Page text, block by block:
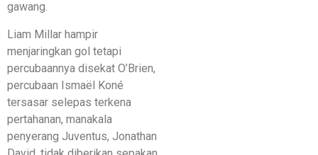
gawang.
Liam Millar hampir
menjaringkan gol tetapi
percubaannya disekat O’Brien,
percubaan Ismaël Koné
tersasar selepas terkena
pertahanan, manakala
penyerang Juventus, Jonathan